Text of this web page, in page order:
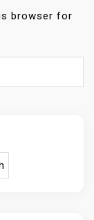
browser for